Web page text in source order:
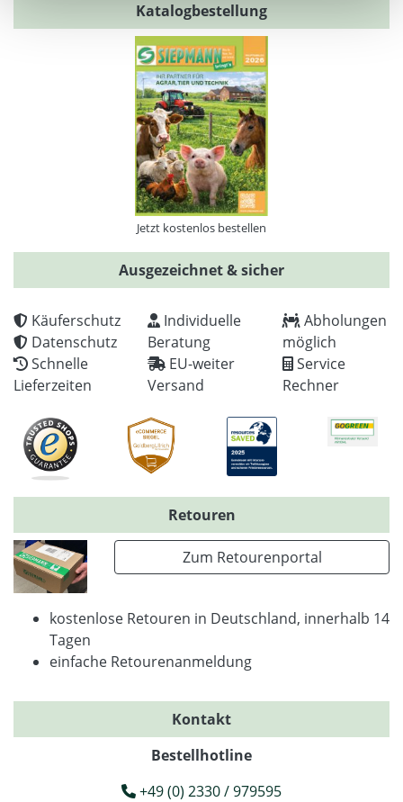
Katalogbestellung
Jetzt kostenlos bestellen
Ausgezeichnet & sicher
Käuferschutz
Datenschutz
Schnelle
Lieferzeiten
Individuelle
Beratung
EU-weiter
Versand
Abholungen
möglich
Service
Rechner
Retouren
Zum Retourenportal
kostenlose Retouren in Deutschland, innerhalb 14
Tagen
einfache Retourenanmeldung
Kontakt
Bestellhotline
+49 (0) 2330 / 979595